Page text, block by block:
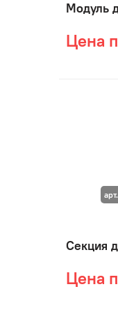
Модуль
Цена
Секция
Цена